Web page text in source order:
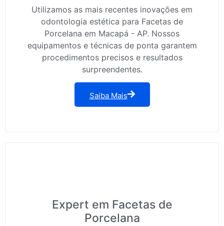
Utilizamos as mais recentes inovações em
odontologia estética para Facetas de
Porcelana em Macapá - AP. Nossos
equipamentos e técnicas de ponta garantem
procedimentos precisos e resultados
surpreendentes.
Saiba Mais
Expert em Facetas de
Porcelana